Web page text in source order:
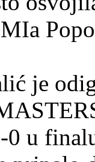
je
0 u